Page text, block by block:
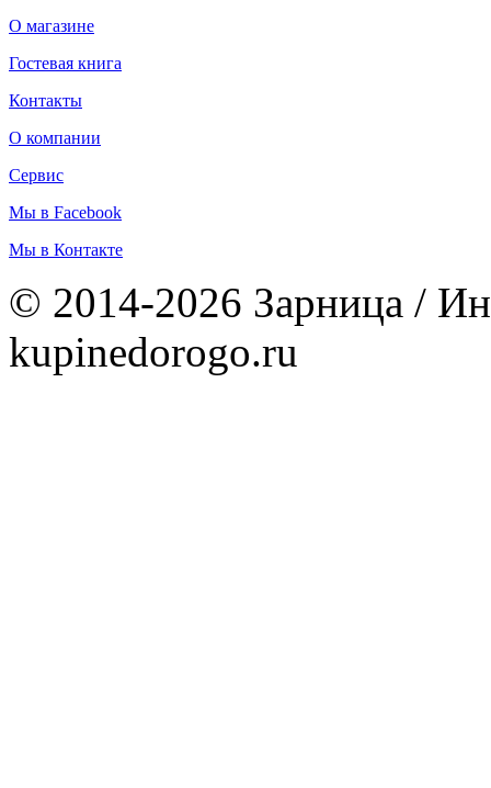
О магазине
Гостевая книга
Контакты
О компании
Сервис
Мы в Facebook
Мы в Контакте
© 2014-2026 Зарница /
kupinedorogo.ru